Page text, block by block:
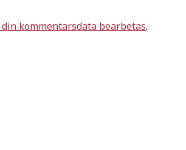
kommentarsdata bearbetas.